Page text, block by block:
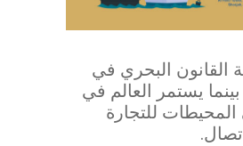
القانون البحري في
يستمر العالم في
المحيطات للتجارة